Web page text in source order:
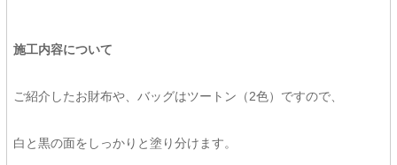
施工内容について
ご紹介したお財布や、バッグはツートン（2色）ですので、
白と黒の面をしっかりと塗り分けます。